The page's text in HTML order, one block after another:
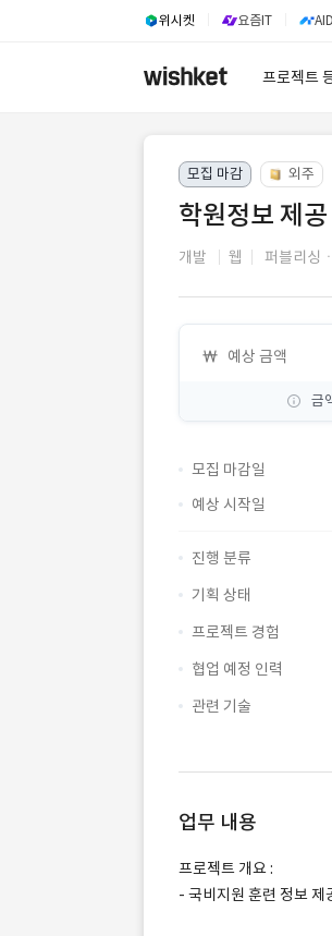
위시켓 요즘IT
프로젝트
모집 마감 외주
학원정보 제
개발 웹 퍼블리싱
예상 금액
금
모집 마감일
예상 시작일
진행 분류
기획 상태
프로젝트 경험
협업 예정 인력
관련 기술
업무 내용
프로젝트 개요 :
- 국비지원 훈련 정보 제